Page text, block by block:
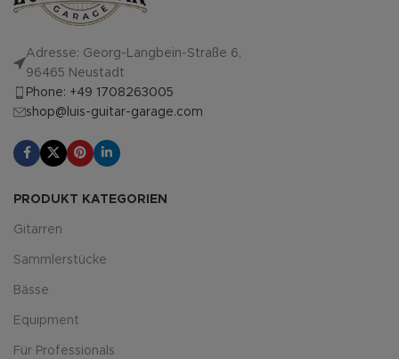
Adresse: Georg-Langbein-Straße 6,
96465 Neustadt
Phone: +49 1708263005
shop@luis-guitar-garage.com
PRODUKT KATEGORIEN
Gitarren
Sammlerstücke
Bässe
Equipment
Für Professionals